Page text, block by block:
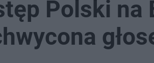
Polski na